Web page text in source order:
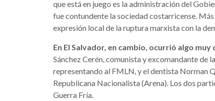
que está en juego es la administración del
fue contundente la sociedad costarricense.
expresión local de la ruptura marxista con la
En El Salvador, en cambio, ocurrió algo
Sánchez Cerén, comunista y excomandante de
representando al FMLN, y el dentista Norman
Republicana Nacionalista (Arena). Los dos
Guerra Fría.